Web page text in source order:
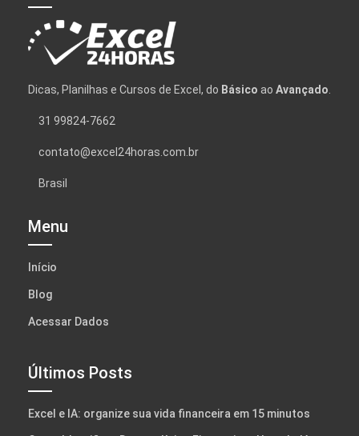
Dicas, Planilhas e Cursos de Excel, do Básico ao Avançado.
31 99824-7662
contato@excel24horas.com.br
Brasil
Menu
Início
Blog
Acessar Dados
Últimos Posts
Excel e IA: organize sua vida financeira em 15 minutos